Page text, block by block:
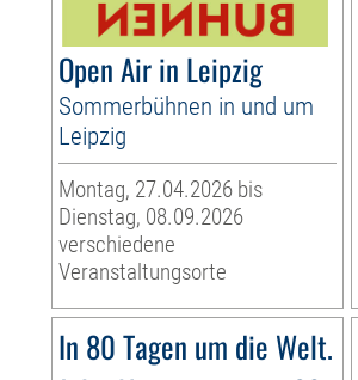
Open Air in Leipzig
Sommerbühnen in und um
Leipzig
Montag, 27.04.2026 bis
Dienstag, 08.09.2026
verschiedene
Veranstaltungsorte
In 80 Tagen um die Welt.